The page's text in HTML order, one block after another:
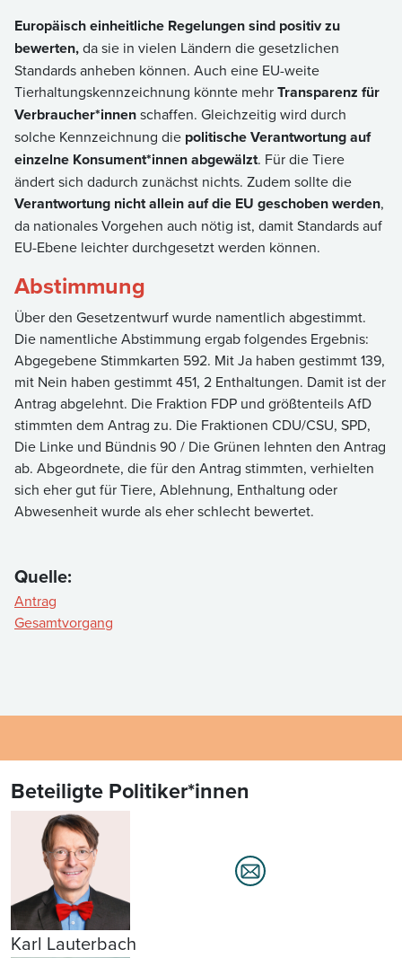
Europäisch einheitliche Regelungen sind positiv zu
bewerten,da sie in vielen Ländern die gesetzlichen
Standards anheben können. Auch eine EU-weite
Tierhaltungskennzeichnung könnte mehrTransparenz für
Verbraucher*innenschaffen. Gleichzeitig wird durch
solche Kennzeichnung die politische Verantwortung auf
einzelne Konsument*innen abgewälzt. Für die Tiere
ändert sich dadurch zunächst nichts. Zudem sollte die
Verantwortung nicht allein auf die EU geschoben werden,
da nationales Vorgehen auch nötig ist, damit Standards auf
EU-Ebene leichter durchgesetzt werden können.
Abstimmung
Über den Gesetzentwurf wurde namentlich abgestimmt.
Die namentliche Abstimmung ergab folgendes Ergebnis:
Abgegebene Stimmkarten 592. Mit Ja haben gestimmt 139,
mit Nein haben gestimmt 451, 2 Enthaltungen. Damit ist der
Antrag abgelehnt. Die Fraktion FDP und größtenteils AfD
stimmten dem Antrag zu. Die Fraktionen CDU/CSU, SPD,
Die Linke und Bündnis 90 / Die Grünen lehnten den Antrag
ab. Abgeordnete, die für den Antrag stimmten, verhielten
sich eher gut für Tiere, Ablehnung, Enthaltung oder
Abwesenheit wurde als eher schlecht bewertet.
Quelle:
Antrag
Gesamtvorgang
Beteiligte Politiker*innen
Karl Lauterbach